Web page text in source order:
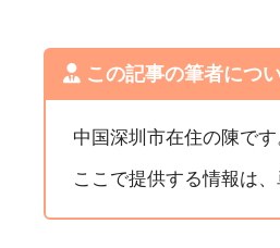
この記事の筆者につ
中国深圳市在住の陳で
ここで提供する情報は